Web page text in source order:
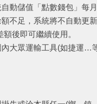
動儲值「點數錢包」每月
不足，系統將不自動更
後即可繼續使用。
大眾運輸工具(如捷運…